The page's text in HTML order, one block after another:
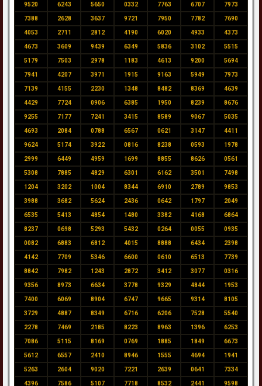
9520 6243 5650 0332 7763 6707 7973
7388 2628 3637 9721 7950 7782 7690
4053 2711 2812 4190 6020 4933 4373
4673 3609 9439 6349 5836 3102 5515
5179 7503 2978 1183 4613 9200 5694
7941 4207 3971 1915 9163 5949 7973
7139 4155 2230 1348 8482 8369 4639
4429 7724 0906 6385 1950 8239 8676
9255 7177 7241 3415 8589 9067 5035
4693 2084 0788 6567 0621 3147 4411
9624 5174 3922 0816 8238 0593 1978
2999 6449 4959 1699 8855 8626 0561
5308 7885 4829 6301 6162 3501 7498
1204 3202 1004 8344 6910 2789 9853
3988 3682 5624 2436 0642 1797 2049
6535 5413 4854 1480 3382 4168 6864
8237 0698 5293 5432 0264 0055 0935
0082 6883 6812 4015 8888 6434 2398
4142 7709 5346 6600 0610 6513 7739
8842 7982 1243 2872 3412 3077 0316
9356 8973 6634 3778 9329 4844 1953
7400 6069 8904 6747 9665 9314 8105
3729 4887 8349 6716 6206 7528 5540
2278 7469 2185 8223 8963 1396 6253
7086 5115 8169 0769 1885 1849 6673
5612 6557 2410 8946 1555 4694 1941
5263 2604 9020 7221 2639 0641 7334
4396 7586 5107 7718 8532 2441 9598